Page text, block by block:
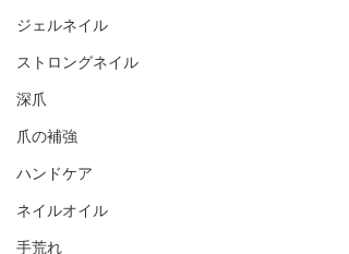
ジェルネイル
ストロングネイル
深爪
爪の補強
ハンドケア
ネイルオイル
手荒れ